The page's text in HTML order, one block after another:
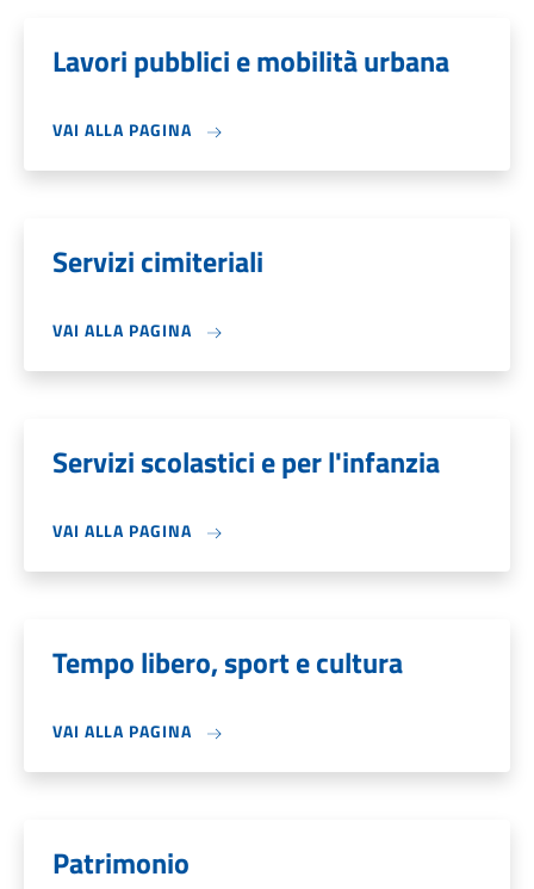
Lavori pubblici e mobilità urbana
VAI ALLA PAGINA
Servizi cimiteriali
VAI ALLA PAGINA
Servizi scolastici e per l'infanzia
VAI ALLA PAGINA
Tempo libero, sport e cultura
VAI ALLA PAGINA
Patrimonio